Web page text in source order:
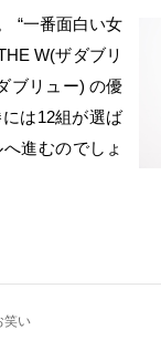
“一番面白い女
W(ザダブリ
ブリュー) の優
は12組が選ば
進むのでしょ
笑い